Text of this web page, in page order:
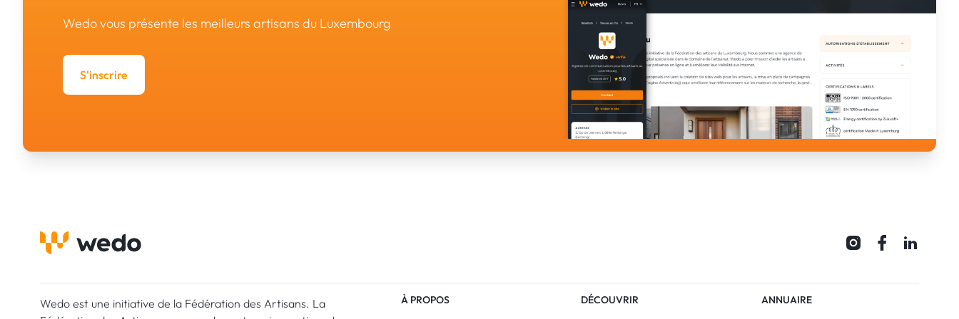
Wedo vous présente les meilleurs artisans du Luxembourg
S'inscrire
Wedo est une initiative de la Fédération des Artisans. La
À PROPOS DÉCOUVRIR ANNUAIRE